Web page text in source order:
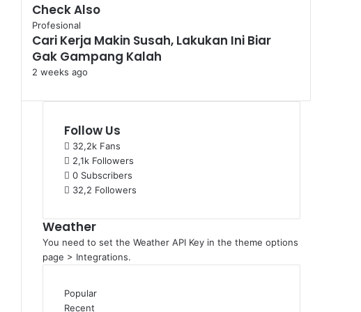
Check Also
Profesional
Cari Kerja Makin Susah, Lakukan Ini Biar
Gak Gampang Kalah
2 weeks ago
Follow Us
32,2k Fans
2,1k Followers
0 Subscribers
32,2 Followers
Weather
You need to set the Weather API Key in the theme options
page > Integrations.
Popular
Recent